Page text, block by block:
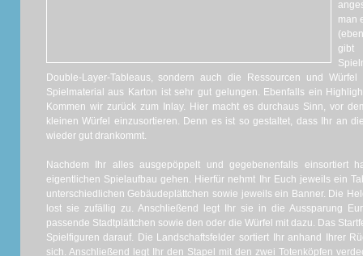
man
gibt
Double-Layer-Tableaus, sondern auch die Ressourcen und
Spielmaterial aus Karton ist sehr gut gelungen. Ebenfalls ein
Kommen wir zurück zum Inlay. Hier macht es durchaus Sinn, vor
kleinen Würfel einzusortieren. Denn es ist so gestaltet, dass Ihr an
wieder gut drankommt.
Nachdem Ihr alles ausgepöppelt und gegebenenfalls einsortiert
eigentlichen Spielaufbau gehen. Hierfür nehmt Ihr Euch jeweils ein
unterschiedlichen Gebäudeplättchen sowie jeweils ein Banner. Die
lost sie zufällig zu. Anschließend legt Ihr sie in die Aussparung
passende Stadtplättchen sowie den oder die Würfel mit dazu. Das
Spielfiguren darauf. Die Landschaftsfelder sortiert Ihr anhand Ihrer
sich. Anschließend legt Ihr den Stapel mit den zwei Totenköpfen